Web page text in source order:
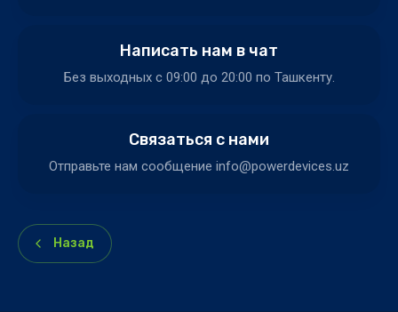
Написать нам в чат
Без выходных c 09:00 до 20:00 по Ташкенту.
Связаться с нами
Отправьте нам сообщение info@powerdevices.uz
Назад